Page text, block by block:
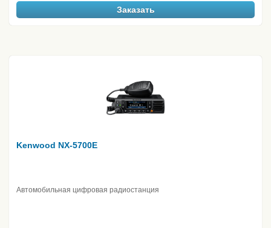
Заказать
Kenwood NX-5700E
Автомобильная цифровая радиостанция